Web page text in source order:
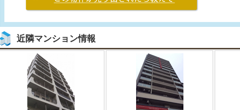
近隣マンション情報